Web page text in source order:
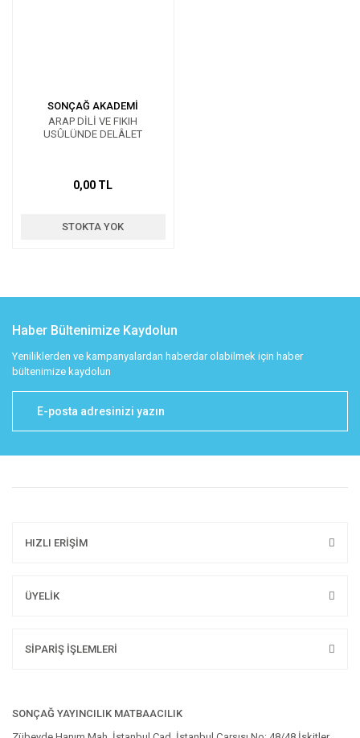
SONÇAĞ AKADEMİ
ARAP DİLİ VE FIKIH
USÛLÜNDE DELÂLET
0,00 TL
STOKTA YOK
Haber Bültenimize Kaydolun
Yeniliklerden ve kampanyalardan haberdar olabilmek için haber
bültenimize kaydolun
HIZLI ERİŞİM
ÜYELİK
SİPARİŞ İŞLEMLERİ
SONÇAĞ YAYINCILIK MATBAACILIK